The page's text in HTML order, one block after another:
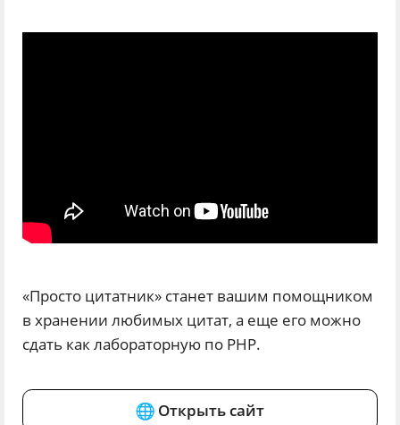
«Просто цитатник» станет вашим помощником
в хранении любимых цитат, а еще его можно
сдать как лабораторную по PHP.
Открыть сайт